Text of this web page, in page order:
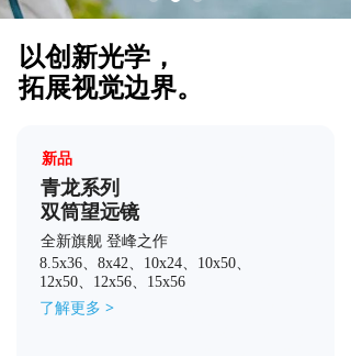
新品
青龙系列
双筒望远镜
了解更多 >
全新旗舰 登峰之作
8.5x36、8x42、10x24、10x50、
12x50、12x56、15x56
以创新光学，
拓展视觉边界。